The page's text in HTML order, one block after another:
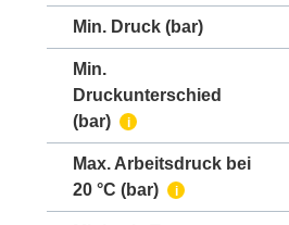
Min. Druck (bar)
Min.
Druckunterschied
(bar)
i
Max. Arbeitsdruck bei
20 °C (bar)
i